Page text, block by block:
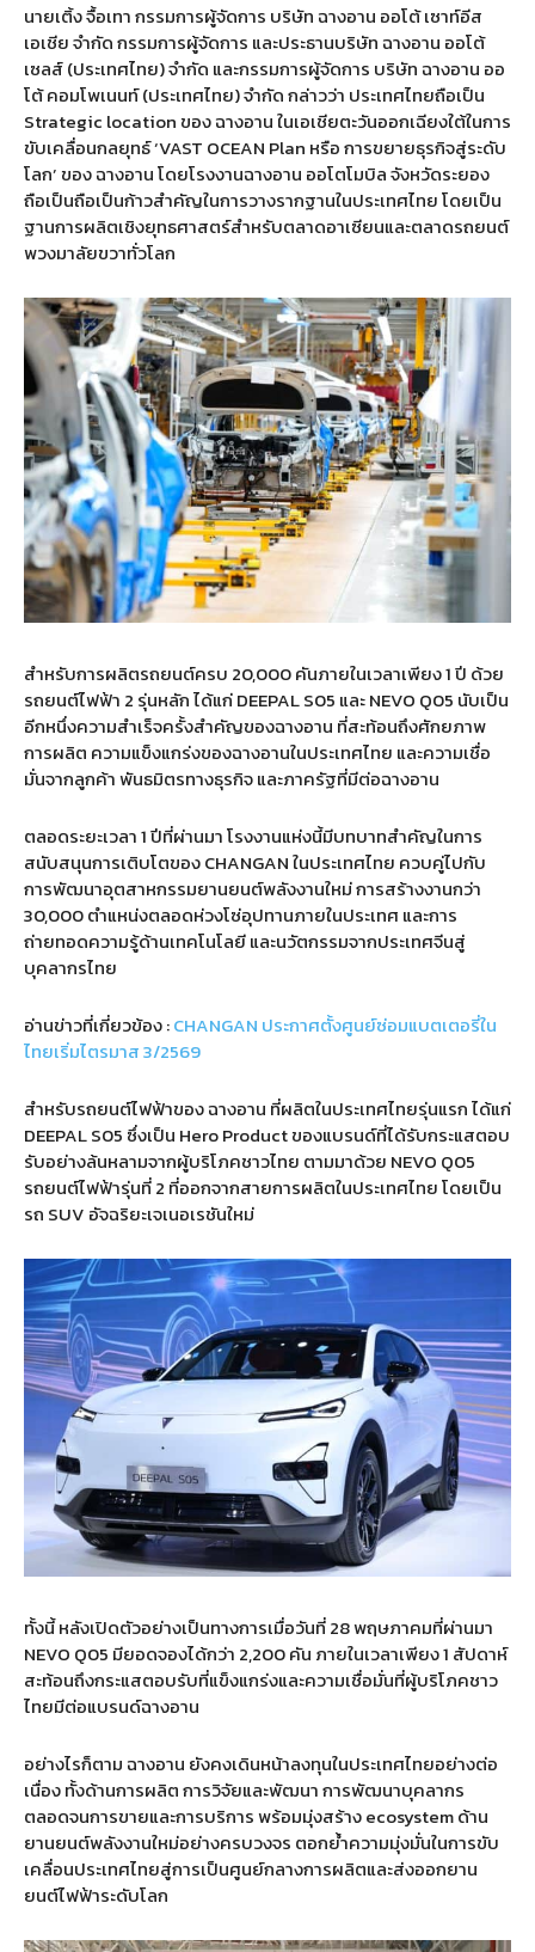
นายเติ้ง จื้อเทา กรรมการผู้จัดการ บริษัท ฉางอาน ออโต้ เซาท์อีส
เอเชีย จำกัด กรรมการผู้จัดการ และประธานบริษัท ฉางอาน ออโต้
เซลส์(ประเทศไทย)จำกัด และกรรมการผู้จัดการ บริษัท ฉางอาน ออ
โต้ คอมโพเนนท์(ประเทศไทย)จำกัด กล่าวว่า ประเทศไทยถือเป็น
Strategic locationของฉางอานในเอเชียตะวันออกเฉียงใต้ในการ
ขับเคลื่อนกลยุทธ์‘VAST OCEAN Plan หรือ การขยายธุรกิจสู่ระดับ
โลก’ของ ฉางอาน โดยโรงงานฉางอาน ออโตโมบิล จังหวัดระยอง
ถือเป็นถือเป็นก้าวสำคัญในการวางรากฐานในประเทศไทย โดยเป็น
ฐานการผลิตเชิงยุทธศาสตร์สำหรับตลาดอาเซียนและตลาดรถยนต์
พวงมาลัยขวาทั่วโลก
สำหรับการผลิตรถยนต์ครบ 20,000คันภายในเวลาเพียง1ปี ด้วย
รถยนต์ไฟฟ้า 2 รุ่นหลัก ได้แก่DEEPAL S05 และNEVO Q05 นับเป็น
อีกหนึ่งความสำเร็จครั้งสำคัญของฉางอาน ที่สะท้อนถึงศักยภาพ
การผลิต ความแข็งแกร่งของฉางอานในประเทศไทย และความเชื่อ
มั่นจากลูกค้า พันธมิตรทางธุรกิจ และภาครัฐที่มีต่อฉางอาน
ตลอดระยะเวลา1ปีที่ผ่านมา โรงงานแห่งนี้มีบทบาทสำคัญในการ
สนับสนุนการเติบโตของCHANGANในประเทศไทย ควบคู่ไปกับ
การพัฒนาอุตสาหกรรมยานยนต์พลังงานใหม่ การสร้างงานกว่า
30,000ตำแหน่งตลอดห่วงโซ่อุปทานภายในประเทศ และการ
ถ่ายทอดความรู้ด้านเทคโนโลยี และนวัตกรรมจากประเทศจีนสู่
บุคลากรไทย
อ่านข่าวที่เกี่ยวข้อง :CHANGAN ประกาศตั้งศูนย์ซ่อมแบตเตอรี่ใน
ไทยเริ่มไตรมาส 3/2569
สำหรับรถยนต์ไฟฟ้าของฉางอาน ที่ผลิตในประเทศไทยรุ่นแรก ได้แก่
DEEPAL S05 ซึ่งเป็น Hero Productของแบรนด์ที่ได้รับกระแสตอบ
รับอย่างล้นหลามจากผู้บริโภคชาวไทย ตามมาด้วย NEVO Q05
รถยนต์ไฟฟ้ารุ่นที่2 ที่ออกจากสายการผลิตในประเทศไทย โดยเป็น
รถ SUV อัจฉริยะเจเนอเรชันใหม่
ทั้งนี้ หลังเปิดตัวอย่างเป็นทางการเมื่อวันที่28พฤษภาคมที่ผ่านมา
NEVO Q05 มียอดจองได้กว่า 2,200คัน ภายในเวลาเพียง1 สัปดาห์
สะท้อนถึงกระแสตอบรับที่แข็งแกร่งและความเชื่อมั่นที่ผู้บริโภคชาว
ไทยมีต่อแบรนด์ฉางอาน
อย่างไรก็ตาม ฉางอาน ยังคงเดินหน้าลงทุนในประเทศไทยอย่างต่อ
เนื่อง ทั้งด้านการผลิต การวิจัยและพัฒนา การพัฒนาบุคลากร
ตลอดจนการขายและการบริการ พร้อมมุ่งสร้างecosystemด้าน
ยานยนต์พลังงานใหม่อย่างครบวงจร ตอกย้ำความมุ่งมั่นในการขับ
เคลื่อนประเทศไทยสู่การเป็นศูนย์กลางการผลิตและส่งออกยาน
ยนต์ไฟฟ้าระดับโลก